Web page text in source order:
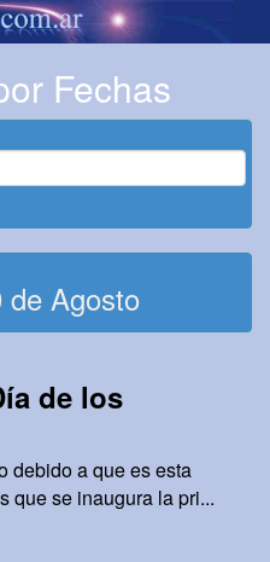
Fechas
de Agosto
de los
debido a que es esta
que se inaugura la pri...